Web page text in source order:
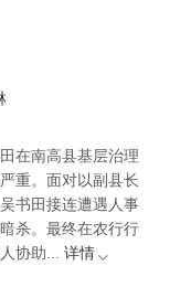
在南高县基层治理
重。面对以副县长
书田接连遭遇人事
杀。最终在农行行
协助...
详情